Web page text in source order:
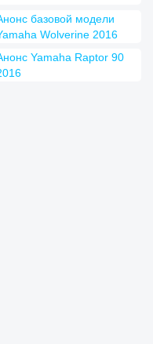
базовой модели
Wolverine 2016
Yamaha Raptor 90